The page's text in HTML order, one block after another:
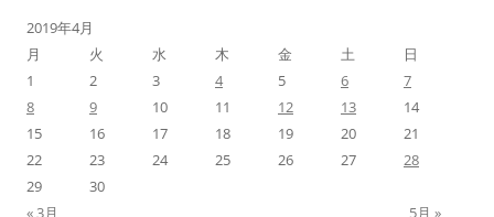
2019年4月
月
火 水 木 金 土
日
1
2 3 4 5 6
7
8
9 10 11 12 13
14
15
16 17 18 19 20
21
22
23 24 25 26 27
28
29
30
« 3月
5月 »